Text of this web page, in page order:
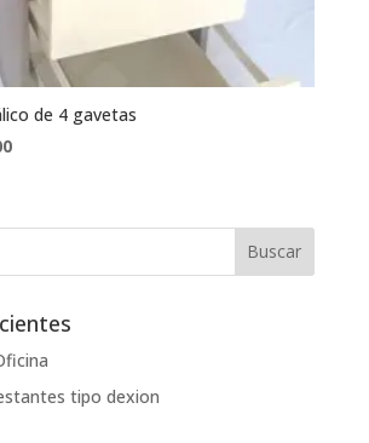
de 4 gavetas
El
es:
tipo dexion